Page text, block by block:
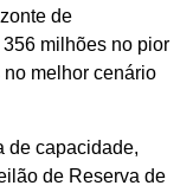
de
milhões no pior
melhor cenário
de capacidade,
de Reserva de